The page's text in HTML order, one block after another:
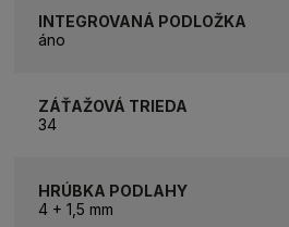
INTEGROVANÁ PODLOŽKA
áno
ZÁŤAŽOVÁ TRIEDA
34
HRÚBKA PODLAHY
4 + 1,5 mm